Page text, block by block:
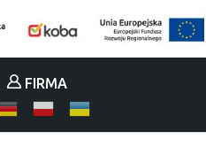
FIRMA